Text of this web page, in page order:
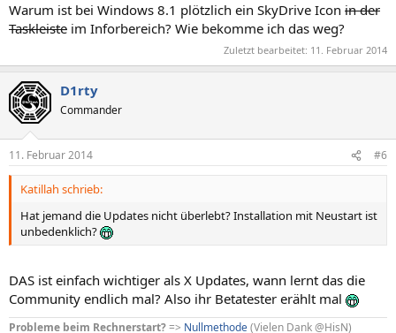
Warum ist bei Windows 8.1 plötzlich ein SkyDrive Icon in der
Taskleiste im Inforbereich? Wie bekomme ich das weg?
Zuletzt bearbeitet: 11. Februar 2014
D1rty
Commander
11. Februar 2014 #6
Katillah schrieb:
Hat jemand die Updates nicht überlebt? Installation mit Neustart ist
unbedenklich?
DAS ist einfach wichtiger als X Updates, wann lernt das die
Community endlich mal? Also ihr Betatester erählt mal
Probleme beim Rechnerstart?=> Nullmethode(Vielen Dank @HisN)